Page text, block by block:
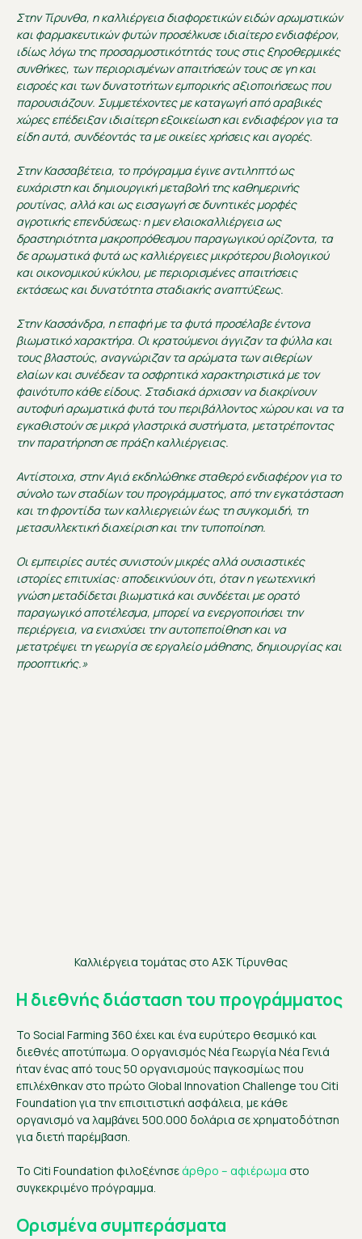
Στην Τίρυνθα, η καλλιέργεια διαφορετικών ειδών αρωματικών
και φαρμακευτικών φυτών προσέλκυσε ιδιαίτερο ενδιαφέρον,
ιδίως λόγω της προσαρμοστικότητάς τους στις ξηροθερμικές
συνθήκες, των περιορισμένων απαιτήσεών τους σε γη και
εισροές και των δυνατοτήτων εμπορικής αξιοποιήσεως που
παρουσιάζουν. Συμμετέχοντες με καταγωγή από αραβικές
χώρες επέδειξαν ιδιαίτερη εξοικείωση και ενδιαφέρον για τα
είδη αυτά, συνδέοντάς τα με οικείες χρήσεις και αγορές.
Στην Κασσαβέτεια, το πρόγραμμα έγινε αντιληπτό ως
ευχάριστη και δημιουργική μεταβολή της καθημερινής
ρουτίνας, αλλά και ως εισαγωγή σε δυνητικές μορφές
αγροτικής επενδύσεως: η μεν ελαιοκαλλιέργεια ως
δραστηριότητα μακροπρόθεσμου παραγωγικού ορίζοντα, τα
δε αρωματικά φυτά ως καλλιέργειες μικρότερου βιολογικού
και οικονομικού κύκλου, με περιορισμένες απαιτήσεις
εκτάσεως και δυνατότητα σταδιακής αναπτύξεως.
Στην Κασσάνδρα, η επαφή με τα φυτά προσέλαβε έντονα
βιωματικό χαρακτήρα. Οι κρατούμενοι άγγιζαν τα φύλλα και
τους βλαστούς, αναγνώριζαν τα αρώματα των αιθερίων
ελαίων και συνέδεαν τα οσφρητικά χαρακτηριστικά με τον
φαινότυπο κάθε είδους. Σταδιακά άρχισαν να διακρίνουν
αυτοφυή αρωματικά φυτά του περιβάλλοντος χώρου και να τα
εγκαθιστούν σε μικρά γλαστρικά συστήματα, μετατρέποντας
την παρατήρηση σε πράξη καλλιέργειας.
Αντίστοιχα, στην Αγιά εκδηλώθηκε σταθερό ενδιαφέρον για το
σύνολο των σταδίων του προγράμματος, από την εγκατάσταση
και τη φροντίδα των καλλιεργειών έως τη συγκομιδή, τη
μετασυλλεκτική διαχείριση και την τυποποίηση.
Οι εμπειρίες αυτές συνιστούν μικρές αλλά ουσιαστικές
ιστορίες επιτυχίας: αποδεικνύουν ότι, όταν η γεωτεχνική
γνώση μεταδίδεται βιωματικά και συνδέεται με ορατό
παραγωγικό αποτέλεσμα, μπορεί να ενεργοποιήσει την
περιέργεια, να ενισχύσει την αυτοπεποίθηση και να
μετατρέψει τη γεωργία σε εργαλείο μάθησης, δημιουργίας και
προοπτικής.»
Καλλιέργεια τομάτας στο ΑΣΚ Τίρυνθας
Η διεθνής διάσταση του προγράμματος
Το Social Farming 360 έχει και ένα ευρύτερο θεσμικό και
διεθνές αποτύπωμα. Ο οργανισμός Νέα Γεωργία Νέα Γενιά
ήταν ένας από τους 50 οργανισμούς παγκοσμίως που
επιλέχθηκαν στο πρώτο Global Innovation Challenge του Citi
Foundation για την επισιτιστική ασφάλεια, με κάθε
οργανισμό να λαμβάνει 500.000 δολάρια σε χρηματοδότηση
για διετή παρέμβαση.
Το Citi Foundation φιλοξένησεάρθρο – αφιέρωμα στο
συγκεκριμένο πρόγραμμα.
Ορισμένα συμπεράσματα